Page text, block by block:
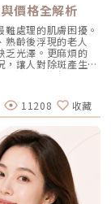
玻尿酸觀念的療
針保養」新選擇。
膚質，Profhilo 絕
評估自身膚況與適
診所、專業醫師與
提醒大家，醫療並
為消費者應該謹慎
核心強項：能夠一
或是對其他治療
高的治癒率與長效
乾裂、皮膚乾燥脫
療程期間需配合醫
至一年以上以達到
主要的差異，在於
雷射主打「控油加
粗大問題；而
精準且深度地破壞
，以及長年反覆發作
符合以下任一情
懼或不適應者：曾
數異常而被迫停藥
胎性，停藥後仍需
身系統無影響（但
滿臉油光、毛孔
，或是過度清潔破
進出毛囊，蟲體的
日常居家保養穩住
回」，但正確的居
質的平滑度。1. 溫
一天清潔 1～2 次即
屏障的刺激。2. 適
毛孔，可在醫師或
能深入毛孔幫助
酸、乳酸）：主要
酸的一種但兼具親
）：A醇是目前研
膠原蛋白生成，對
，建議採取低濃
是造成膠原蛋白流
，因此無論晴雨都
如何精準對抗毛孔
保養，專業的醫美
價格全解析
處理的肌膚困擾。
齡後浮現的老人
乏光澤。更麻煩的
讓人對除斑產生陰
統」，衛部醫器輸
，被視為色素治
往以熱能為主的
理」，再結合 AI 影
代人追求的舒適與高
群而言，Reepot
到底怎麼運
誰不適合？效果、
完整且中立的參
最重要的一步許多
每一顆斑，都可能
因此在治療上自然
11208 收藏